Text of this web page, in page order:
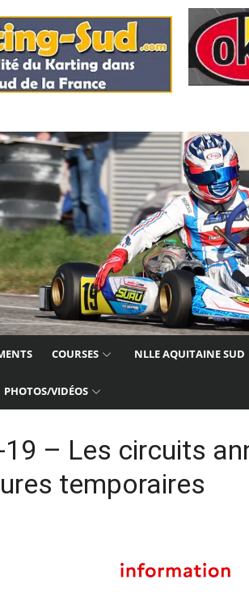
COURSES NLLE AQUITAINE SUD
PHOTOS/VIDÉOS
19 – Les circuits
temporaires